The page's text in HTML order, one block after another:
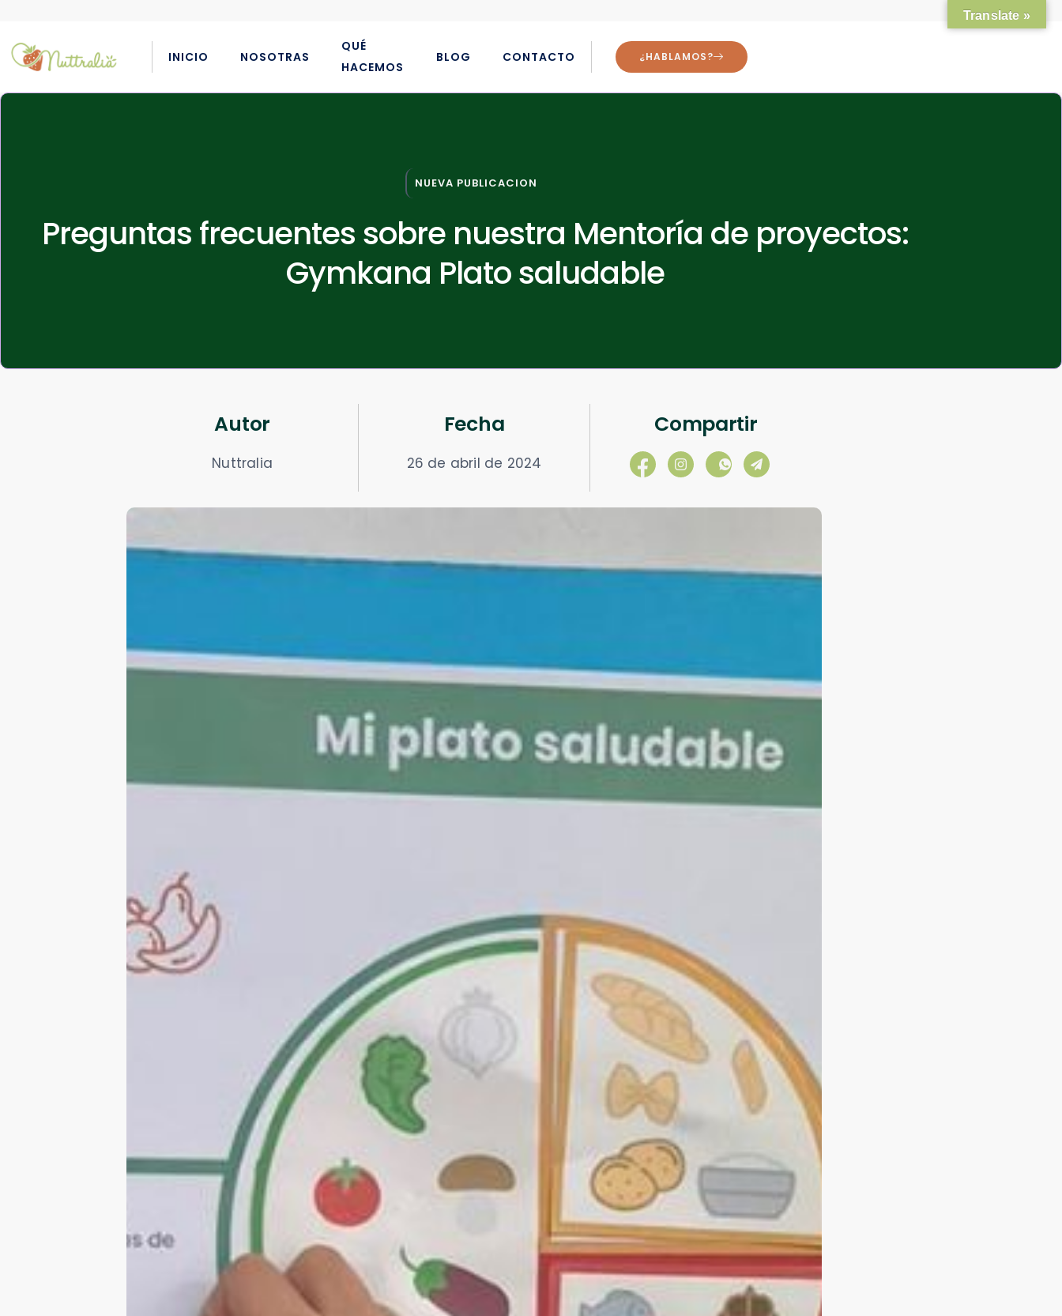
INICIO NOSOTRAS
QUÉ
HACEMOS
BLOG CONTACTO ¿HABLAMOS?
NUEVA PUBLICACION
Preguntas frecuentes sobre nuestra Mentoría de proyectos:
Gymkana Plato saludable
Autor
Nuttralia
Fecha
26 de abril de 2024
Compartir
Translate »